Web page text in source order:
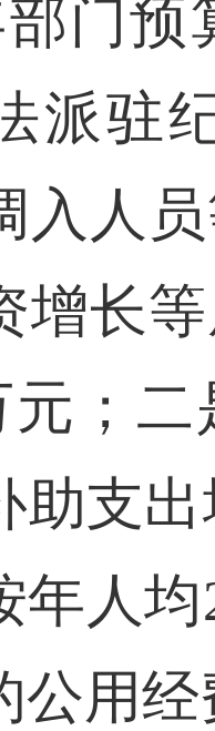
门预
派驻
入人
增长
元；
助支
年人
公用经